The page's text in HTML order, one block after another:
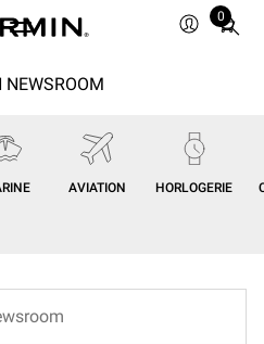
0
Total
NEWSROOM
AVIATION HORLOGERIE